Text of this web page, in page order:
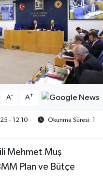
A- A+
- 12:10
Okunma Süresi: 1
Mehmet Muş
Plan ve Bütçe